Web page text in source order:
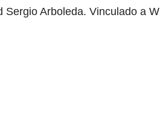
Sergio Arboleda. Vinculado a W